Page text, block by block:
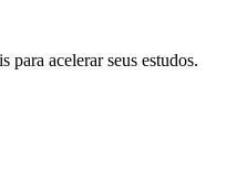
para acelerar seus estudos.